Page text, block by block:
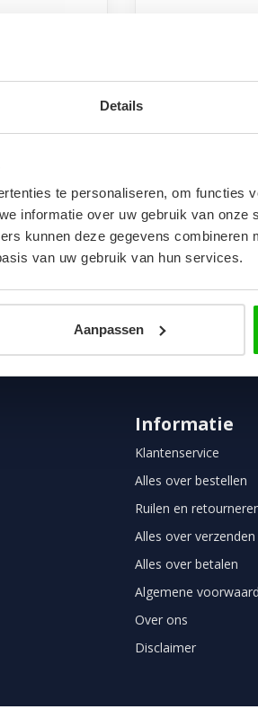
Details
te personaliseren, om functies
informatie over uw gebruik van onze
kunnen deze gegevens combineren
van uw gebruik van hun services.
Aanpassen
- chroom
één
chroom
handgreep.
€189,00
Op voorraad
Informatie
Klantenservice
Alles over bestellen
Ruilen en
Alles over verzenden
Alles over betalen
Algemene
Over ons
Disclaimer